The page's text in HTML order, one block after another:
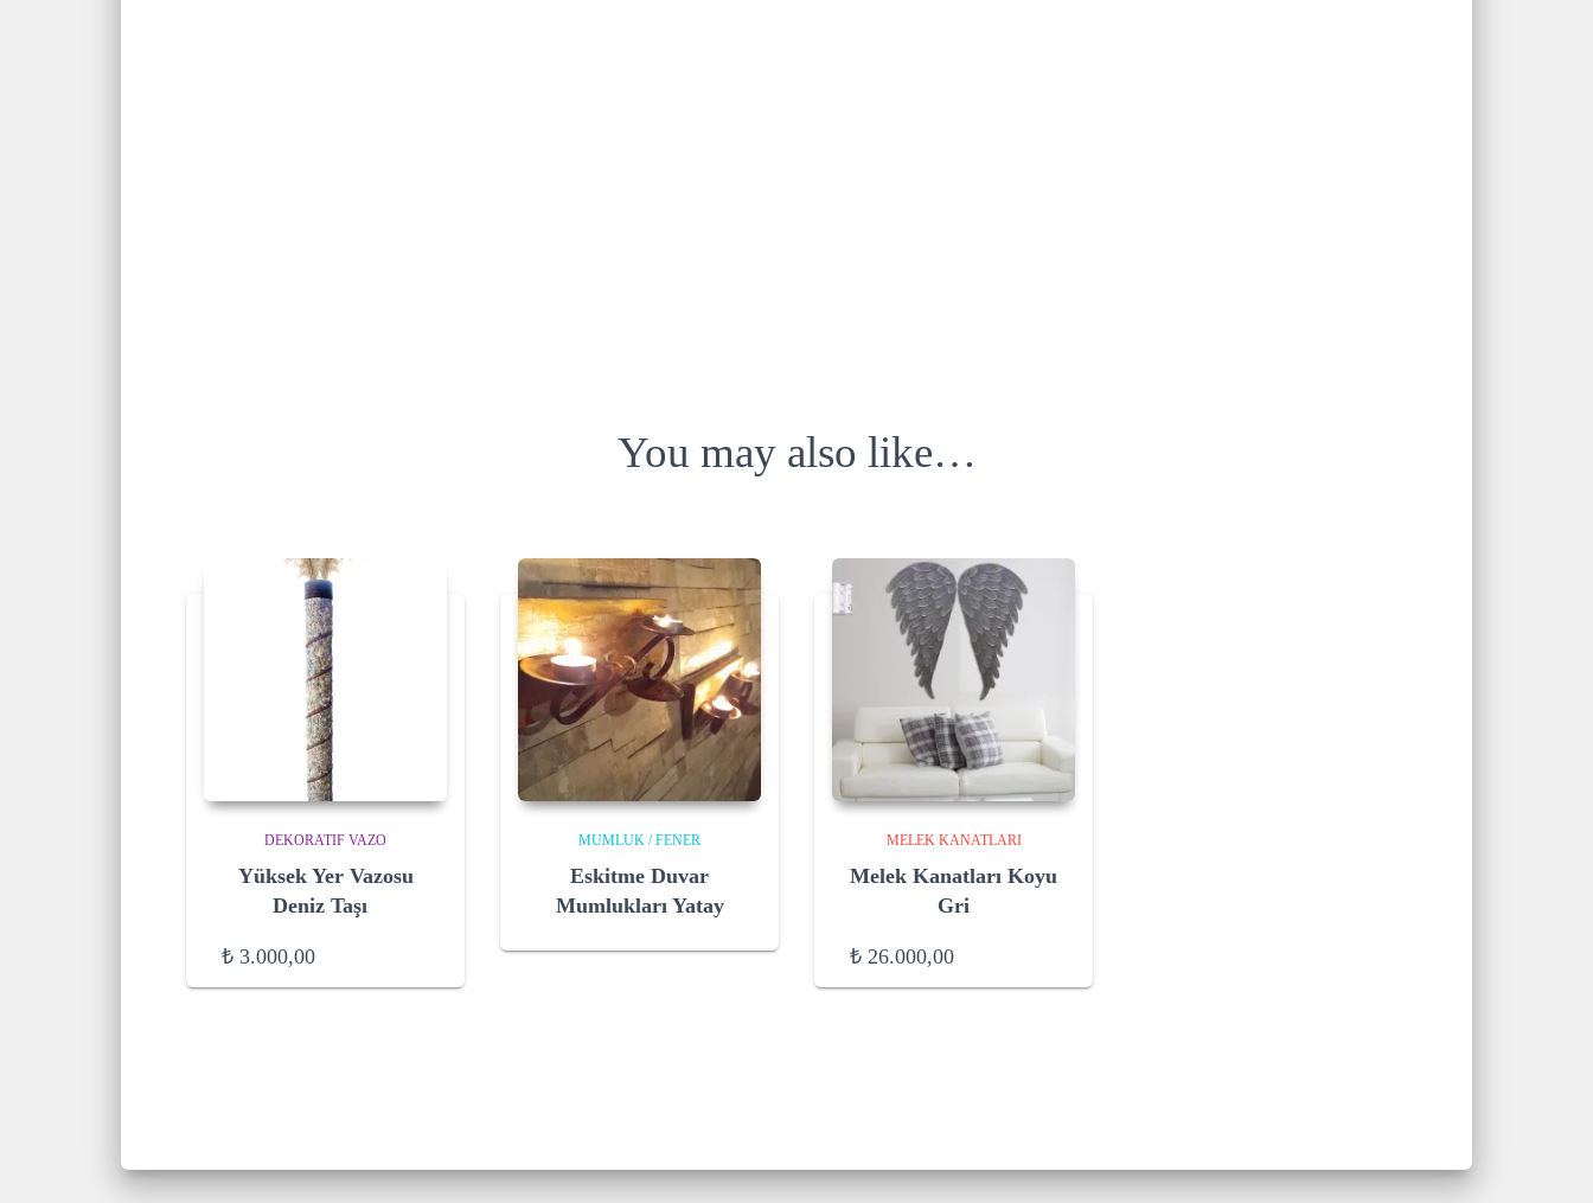
You may also like…
DEKORATIF VAZO
Yüksek Yer Vazosu
Deniz Taşı
₺ 3.000,00
MUMLUK / FENER
Eskitme Duvar
Mumlukları Yatay
MELEK KANATLARI
Melek Kanatları Koyu
Gri
₺ 26.000,00